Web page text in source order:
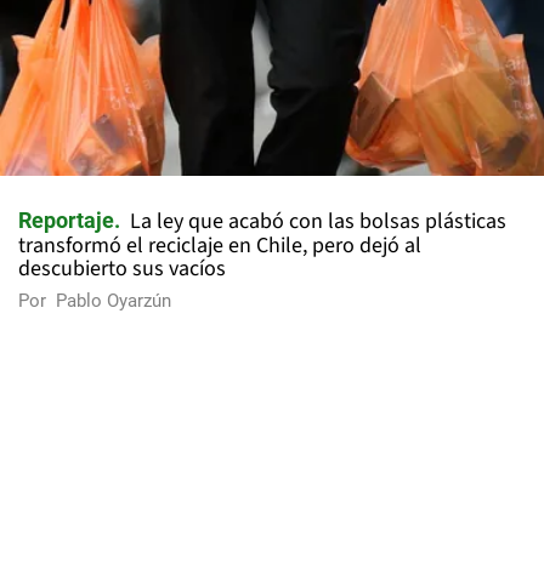
Reportaje
La ley que acabó con las bolsas plásticas
transformó el reciclaje en Chile, pero dejó al
descubierto sus vacíos
Por Pablo Oyarzún